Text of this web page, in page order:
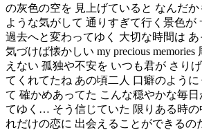
の灰色の空を 見上げていると なんだ
ような気がして 通りすぎて行く景色が
過去へと変わってゆく 大切な時間は
気づけば懐かしい my precious
えない 孤独や不安を いつも君が さり
てくれてたね あの頃二人 口癖のように
て 確かめあってた こんな穏やかな毎
てゆく… そう信じていた 限りある時の
れだけの恋に 出会えることができるの